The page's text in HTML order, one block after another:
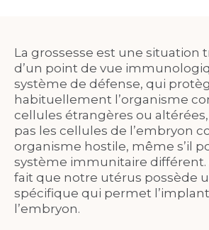
La grossesse est une situation
d’un point de vue
système de défense, qui
habituellement l’organisme
cellules étrangères ou
pas les cellules de l’embryon
organisme hostile, même s’il
système immunitaire différent.
fait que notre utérus possède
spécifique qui permet
l’embryon.